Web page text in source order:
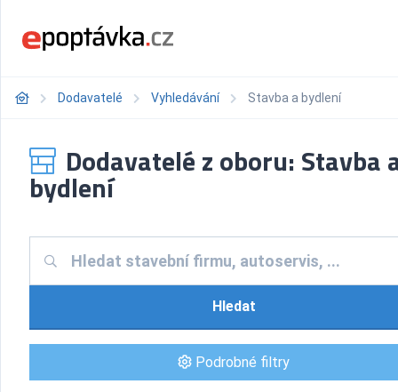
Dodavatelé Vyhledávání Stavba a bydlení
Dodavatelé z oboru: Stavba
bydlení
Hledat
Podrobné filtry